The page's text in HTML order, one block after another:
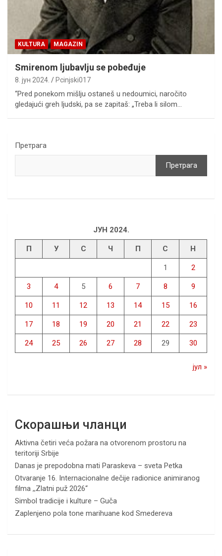
KULTURA MAGAZIN
Smirenom ljubavlju se pobeđuje
8. јун 2024. Pcinjski017
“Pred ponekom mišlju ostaneš u nedoumici, naročito
gledajući greh ljudski, pa se zapitaš: „Treba li silom…
Претрага
Претрага
ЈУН 2024.
П У С Ч П С Н
1 2
3 4 5 6 7 8 9
10 11 12 13 14 15 16
17 18 19 20 21 22 23
24 25 26 27 28 29 30
јул »
Скорашњи чланци
Aktivna četiri veća požara na otvorenom prostoru na
teritoriji Srbije
Danas je prepodobna mati Paraskeva – sveta Petka
Otvaranje 16. Internacionalne dečije radionice animiranog
filma ,,Zlatni puž 2026“
Simbol tradicije i kulture – Guča
Zaplenjeno pola tone marihuane kod Smedereva